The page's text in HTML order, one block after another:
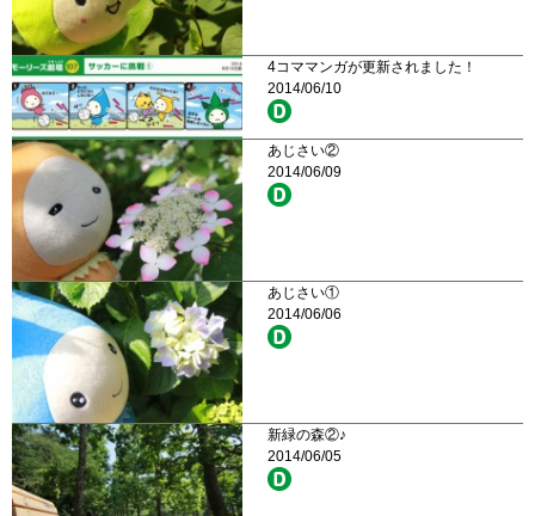
4コママンガが更新されました！
2014/06/10
あじさい②
2014/06/09
あじさい①
2014/06/06
新緑の森②♪
2014/06/05